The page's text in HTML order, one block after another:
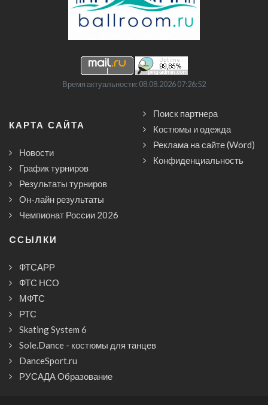
Время актуальности: 08.08.2026 07:26:52
КАРТА САЙТА
Новости
График турниров
Результаты турниров
Он-лайн результаты
Чемпионат России 2026
Поиск партнера
Костюмы и одежда
Реклама на сайте (Word)
Конфиденциальность
CСЫЛКИ
ФТСАРР
ФТС НСО
МФТС
РТС
Skating System 6
Sole.Dance - костюмы для танцев
DanceSport.ru
РУСАДА Образование